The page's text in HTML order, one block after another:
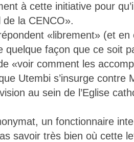
à cette initiative pour
de la CENCO».
«librement» (et en
quelque façon que ce soit
«voir comment les
Utembi s’insurge contre
au sein de l’Eglise
un fonctionnaire
savoir très bien où cette